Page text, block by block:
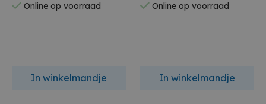
Online op voorraad
In winkelmandje
Online op voorraad
In winkelmandje